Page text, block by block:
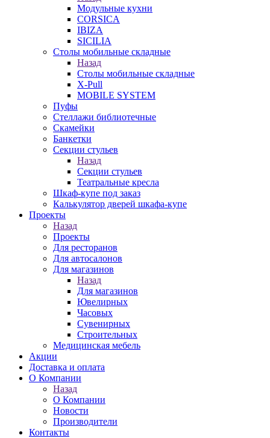
Модульные кухни
CORSICA
IBIZA
SICILIA
Столы мобильные складные
Назад
Столы мобильные складные
X-Pull
MOBILE SYSTEM
Пуфы
Стеллажи библиотечные
Скамейки
Банкетки
Секции стульев
Назад
Секции стульев
Театральные кресла
Шкаф-купе под заказ
Калькулятор дверей шкафа-купе
Проекты
Назад
Проекты
Для ресторанов
Для автосалонов
Для магазинов
Назад
Для магазинов
Ювелирных
Часовых
Сувенирных
Строительных
Медицинская мебель
Акции
Доставка и оплата
О Компании
Назад
О Компании
Новости
Производители
Контакты